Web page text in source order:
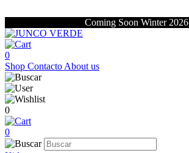
Coming Soon Winter 2026
0
Shop Contacto About us
0
0